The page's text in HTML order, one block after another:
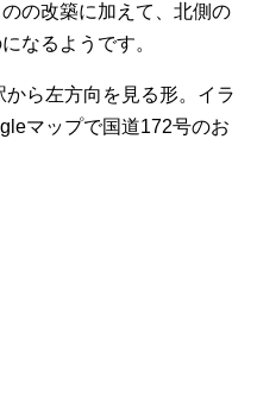
の改築に加えて、北側の
なるようです。
ら左方向を見る形。イラ
マップで国道172号のお